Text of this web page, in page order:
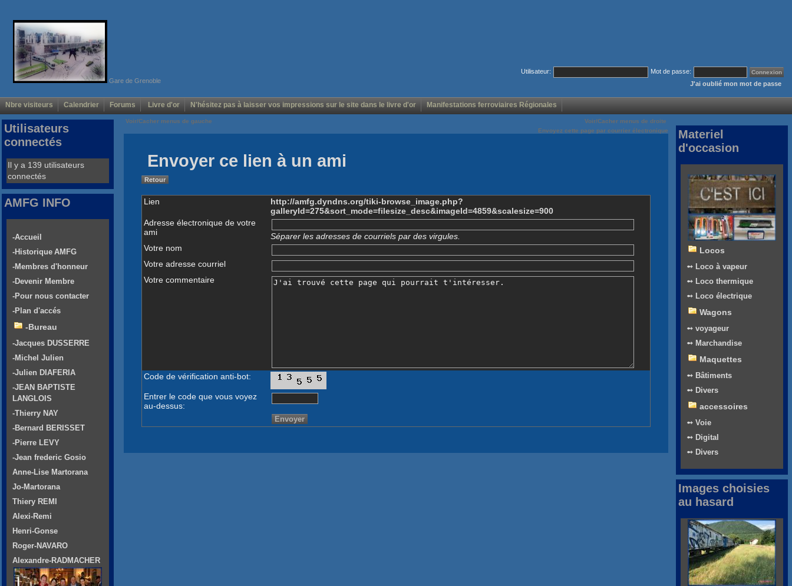
Gare de Grenoble
Utilisateur:
Mot de passe:
J'ai oublié mon mot de passe
Nbre visiteurs Calendrier Forums Livre d'or N'hésitez pas à laisser vos impressions sur le site dans le livre d'or Manifestations ferroviaires Régionales
Voir/Cacher menus de gauche
Voir/Cacher menus de droite
Envoyez cette page par courrier électronique
Envoyer ce lien à un ami
Retour
Lien
http://amfg.dyndns.org/tiki-browse_image.php?
galleryId=275&sort_mode=filesize_desc&imageId=4859&scalesize=900
Adresse électronique de votre
ami
Séparer les adresses de courriels par des virgules.
Votre nom
Votre adresse courriel
Votre commentaire
Code de vérification anti-bot:
Entrer le code que vous voyez
au-dessus:
Utilisateurs
connectés
Il y a 139 utilisateurs
connectés
AMFG INFO
-Accueil
-Historique AMFG
-Membres d'honneur
-Devenir Membre
-Pour nous contacter
-Plan d'accés
-Bureau
-Jacques DUSSERRE
-Michel Julien
-Julien DIAFERIA
-JEAN BAPTISTE
LANGLOIS
-Thierry NAY
-Bernard BERISSET
-Pierre LEVY
-Jean frederic Gosio
Anne-Lise Martorana
Jo-Martorana
Thiery REMI
Alexi-Remi
Henri-Gonse
Roger-NAVARO
Alexandre-RADMACHER
Materiel
d'occasion
Locos
➻ Loco à vapeur
➻ Loco thermique
➻ Loco électrique
Wagons
➻ voyageur
➻ Marchandise
Maquettes
➻ Bâtiments
➻ Divers
accessoires
➻ Voie
➻ Digital
➻ Divers
Images choisies
au hasard